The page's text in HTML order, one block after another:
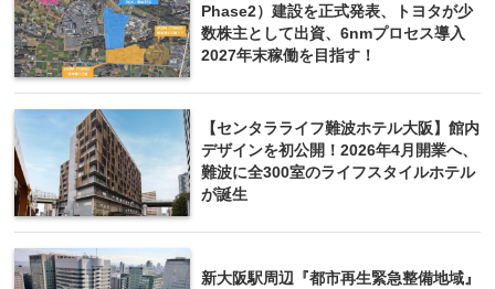
Phase2）建設を正式発表、トヨタが少
数株主として出資、6nmプロセス導入
2027年末稼働を目指す！
【センタラライフ難波ホテル大阪】館内
デザインを初公開！2026年4月開業へ、
難波に全300室のライフスタイルホテル
が誕生
新大阪駅周辺『都市再生緊急整備地域』